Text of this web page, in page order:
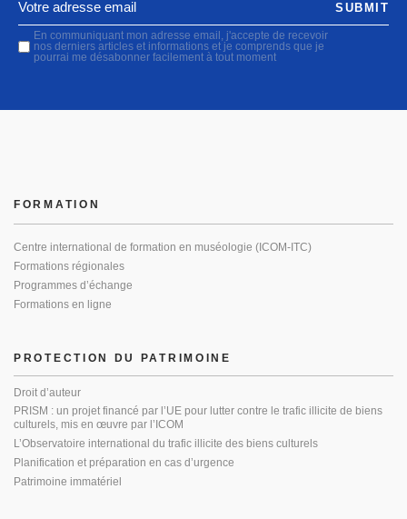
En communiquant mon adresse email, j'accepte de recevoir
nos derniers articles et informations et je comprends que je
pourrai me désabonner facilement à tout moment
SUBMIT
PROTECTION DU PATRIMOINE
Droit d’auteur
PRISM : un projet financé par l’UE pour lutter contre le trafic illicite de biens
culturels, mis en œuvre par l’ICOM
L’Observatoire international du trafic illicite des biens culturels
Planification et préparation en cas d’urgence
Patrimoine immatériel
FORMATION
Centre international de formation en muséologie (ICOM-ITC)
Formations régionales
Programmes d’échange
Formations en ligne